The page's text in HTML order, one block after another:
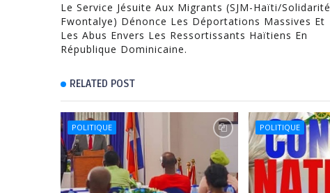
Le Service Jésuite Aux Migrants (SJM-Haïti/Solidarité
Fwontalye) Dénonce Les Déportations Massives Et
Les Abus Envers Les Ressortissants Haïtiens En
République Dominicaine.
RELATED POST
POLITIQUE POLITIQUE